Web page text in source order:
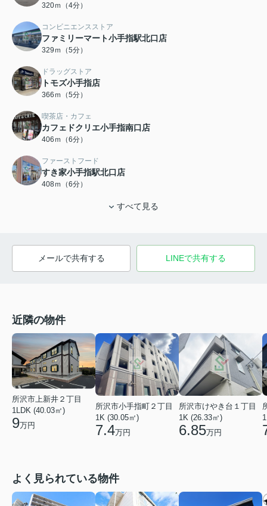
320ｍ（4分）
コンビニエンスストア
ファミリーマート小手指駅北口店
329ｍ（5分）
ドラッグストア
トモズ小手指店
366ｍ（5分）
喫茶店・カフェ
カフェドクリエ小手指南口店
406ｍ（6分）
ファーストフード
すき家小手指駅北口店
408ｍ（6分）
すべて見る
メールで共有する LINEで共有する
近隣の物件
所沢市上新井２丁目
1LDK (40.03㎡)
9万円
所沢市小手指町２丁目
1K (30.05㎡)
7.4万円
所沢市けやき台１丁目
1K (26.33㎡)
6.85万円
よく見られている物件